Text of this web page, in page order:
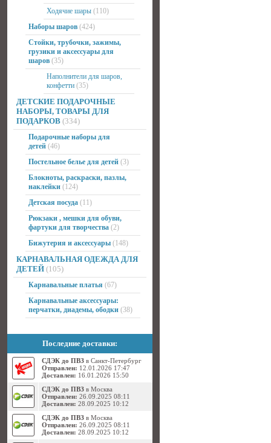
Ходячие шары (110)
Наборы шаров (424)
Стойки, трубочки, зажимы,
грузики и аксессуары для
шаров (35)
Наполнители для шаров,
конфетти (35)
ДЕТСКИЕ ПОДАРОЧНЫЕ
НАБОРЫ, ТОВАРЫ ДЛЯ
ПОДАРКОВ (334)
Подарочные наборы для
детей (46)
Постельное белье для детей (3)
Блокноты, раскраски, пазлы,
наклейки (124)
Детская посуда (11)
Рюкзаки , мешки для обуви,
фартуки для творчества (2)
Бижутерия и аксессуары (148)
КАРНАВАЛЬНАЯ ОДЕЖДА ДЛЯ
ДЕТЕЙ (105)
Карнавальные платья (67)
Карнавальные аксессуары:
перчатки, диадемы, ободки (38)
Последние доставки:
СДЭК до ПВЗ в Санкт-Петербург
Отправлен: 12.01.2026 17:47
Доставлен: 16.01.2026 15:50
СДЭК до ПВЗ в Москва
Отправлен: 26.09.2025 08:11
Доставлен: 28.09.2025 10:12
СДЭК до ПВЗ в Москва
Отправлен: 26.09.2025 08:11
Доставлен: 28.09.2025 10:12